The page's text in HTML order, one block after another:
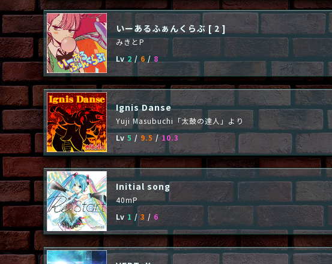
いーあるふぁんくらぶ [ 2 ]
みきとP
Lv 2 / 6 /8
Ignis Danse
Yuji Masubuchi「太鼓の達人」より
Lv 5 / 9.5 /10.3
Initial song
40mP
Lv 1 / 3 / 6